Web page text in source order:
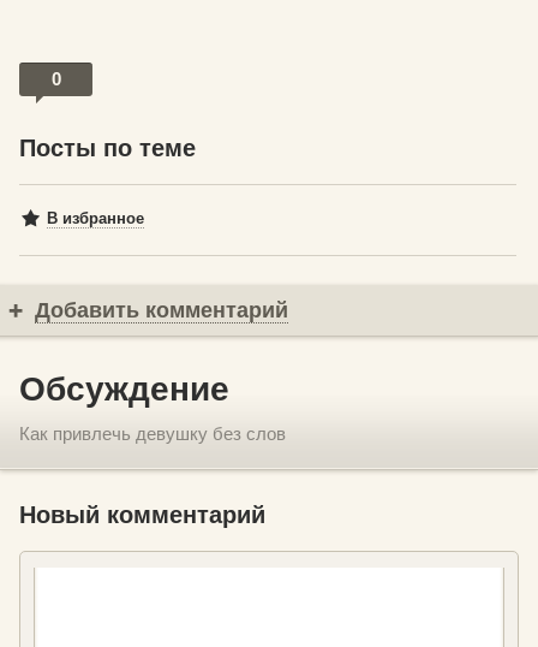
0
Посты по теме
В избранное
Добавить комментарий
Обсуждение
Как привлечь девушку без слов
Новый комментарий